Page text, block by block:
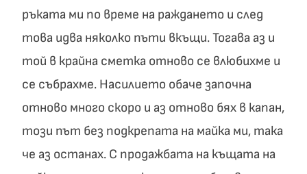
ръката ми по време на раждането и след
това идва няколко пъти вкъщи. Тогава аз и
той в крайна сметка отново се влюбихме и
се събрахме. Насилието обаче започна
отново много скоро и аз отново бях в капан,
този път без подкрепата на майка ми, така
че аз останах. С продажбата на къщата на